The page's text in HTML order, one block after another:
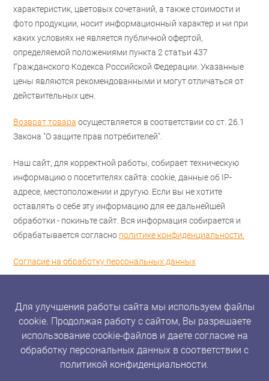
характеристик, цветовых сочетаний, а также стоимости и
фото продукции, носит информационный характер и ни при
каких условиях не является публичной офертой,
определяемой положениями пункта 2 статьи 437
Гражданского Кодекса Российской Федерации. Указанные
цены являются рекомендованными и могут отличаться от
действительных цен.
Возврат товара осуществляется в соответствии со ст. 26.1
Закона "О защите прав потребителей".
Наш сайт, для корректной работы, собирает техническую
информацию о посетителях сайта: cookie, данные об IP-
адресе, местоположении и другую. Если вы не хотите
оставлять о себе эту информацию для ее дальнейшей
обработки - покиньте сайт. Вся информация собирается и
обрабатывается согласно политике конфиденциальности.
Согласие на обработку персональных данных
Для улучшения работы сайта мы используем файлы
cookie. Продолжая работу с сайтом, Вы разрешаете
использование cookie-файлов и даете согласие на
обработку персональных данных в соответствии с
политикой конфиденциальности.